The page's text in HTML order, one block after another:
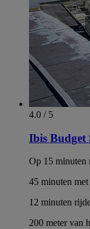
4.0 / 5
Ibis Budget
Op 15 minuten
45 minuten
12 minuten
200 meter van